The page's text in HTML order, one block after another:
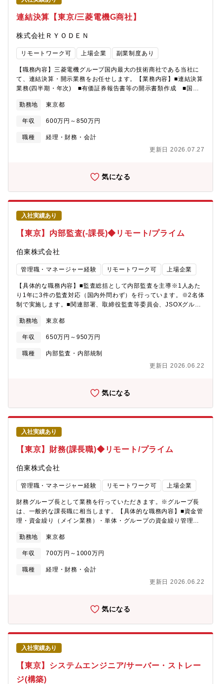
2,590億円を誇る企業です。・1947年創業、三菱電機グループで
取扱い商材も半導体、FA・施設、通信等と多数あるので安定した
業績を保っています。※主要取引；三菱電機/パナソニック/アイシ
ン/三菱電機住環境システムズ/シチズンマシナリー/高砂熱学工業/
サンケン電気等・冷熱システム事業、ビルシステム事業、エレク
トロニクス事業、FAシステム事業の4つのコア事業に加えてスマー
トアグリ事業、ヘルスケア事業、ICT事業という新分野にドメイン
を広げ、同社だからこそできるチャレンジを展開しておりま
す。・毎年多くのキャリア採用の方が入社されており、社風も自
由闊達で、自由な意見交換可能、1人1人に裁量権が与えられる環
連結決算【東京/三菱電機G商社】
株式会社ＲＹＯＤＥＮ
リモートワーク可 上場企業 副業制度あり
【職務内容】三菱電機グループ国内最大の技術商社である当社に
て、連結決算・開示業務をお任せします。【業務内容】■連結決算
業務(四半期・年次) ■有価証券報告書等の開示書類作成 ■国内
務もフォローさせていただきますのでご安心ください。【将来の
キャリア】将来的にはマネジメントも担っていただきたいです。
ご経験によっては、数年後には管理職ポジションへの昇進の機会
もございます。【配属組織】経理部19名 経理第二課 5名【働き
行っております。フレックス制も家庭の状況（子育て等）に合わ
すが、決算期には月45時間程度残業が発生する可能性もございま
す。【同社について】・三菱電機グループ、国内最大手のエレク
トロニクス専門技術商社でプライム上場、売上高2,590億円を誇る
企業です。・1947年創業、三菱電機グループで取扱い商材も半導
体、FA・施設、通信等と多数あるので安定した業績を保っていま
す。※主要取引；三菱電機/パナソニック/アイシン/三菱電機住環
境システムズ/シチズンマシナリー/高砂熱学工業/サンケン電気
等・冷熱システム事業、ビルシステム事業、エレクトロニクス事
業、FAシステム事業の4つのコア事業に加えてスマートアグリ事
業、ヘルスケア事業、ICT事業という新分野にドメインを広げ、同
社だからこそできるチャレンジを展開しております。・毎年多く
のキャリア採用の方が入社されており、社風も自由闊達で、自由
な意見交換可能、1人1人に裁量権が与えられる環境で、パソナか
ら入社実績のある企業です。
勤務地 東京都
年収 600万円～850万円
職種
経理・財務・会計
更新日 2026.07.27
気になる
入社実績あり
【東京】内部監査(-課長)◆リモート/プライム
伯東株式会社
管理職・マネージャー経験 リモートワーク可 上場企業
【具体的な職務内容】■監査総括として内部監査を主導※1人あた
り1年に3件の監査対応（国内外問わず）を行っています。※2名体
制で実施します。■関連部署、取締役監査等委員会、JSOXグルー
嘱託社員の契約終了に伴う追加募集【配属先】内部統制室■人数構
成 11名（内内部監査6名）※年齢 平均50代【働き方】■出張
あり※海外：年1-2回程度_1週間程度滞在予定 / 国内：年1-2回
程度_1泊2日■在宅 あり（週2-3日程度可能）※試用期間に関し
10-15時間程度■転勤 当面無（将来的に可能性があります。）
勤務地 東京都
年収 650万円～950万円
職種
内部監査・内部統制
更新日 2026.06.22
気になる
入社実績あり
【東京】財務(課長職)◆リモート/プライム
伯東株式会社
管理職・マネージャー経験 リモートワーク可 上場企業
財務グループ長として業務を行っていただきます。※グループ長
は、一般的な課長職に相当します。【具体的な職務内容】■資金管
理・資金繰り（メイン業務）・単体・グループの資金繰り管理・
モニタリングおよび改善提案・投資有価証券の管理および評価
（減損テストの実施）■財務戦略・金融機関対応・金融機関との折
衝（借入、更改、条件交渉 等）・借入・返済計画の立案および管
理・金利・為替等の財務リスク管理・財務制限条項（コベナン
点の資金状況把握・支援・グループ資金管理の仕組み検討（CMS
携・財務グループのマネジメント（業務管理・育成）・経理部
門・経営企画部門との連携・経営層向け財務レポーティング【募
集背景】現在のグループ長が他グループと兼任されており、財務
専門のグループ長をたてるため【配属先】経営企画統括部 財経部
財務グループ■人数 5名（その内1名は派遣社員）【キャリアパ
ス】■本ポジションは役職付きでの採用となり、入社後は財務領域
を専門として長期的にご活躍いただく想定です。■原則として東京
本社での勤務となり、頻繁な異動やジョブローテーションはあり
ません。■将来的には、組織状況やご志向に応じて、海外拠点の財
勤務地 東京都
年収 700万円～1000万円
職種
経理・財務・会計
更新日 2026.06.22
気になる
入社実績あり
【東京】システムエンジニア/サーバー・ストレー
ジ(構築)